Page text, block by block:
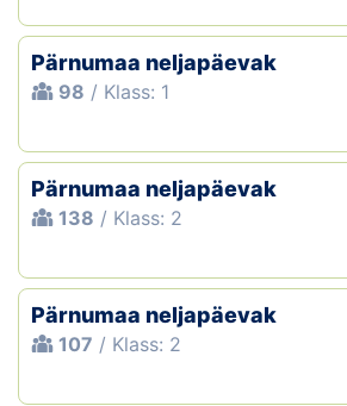
Pärnumaa neljapäevak
98 / Klass: 1
Pärnumaa neljapäevak
138 / Klass: 2
Pärnumaa neljapäevak
107 / Klass: 2